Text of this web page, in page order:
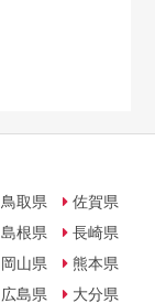
鳥取県
島根県
岡山県
広島県
佐賀県
長崎県
熊本県
大分県